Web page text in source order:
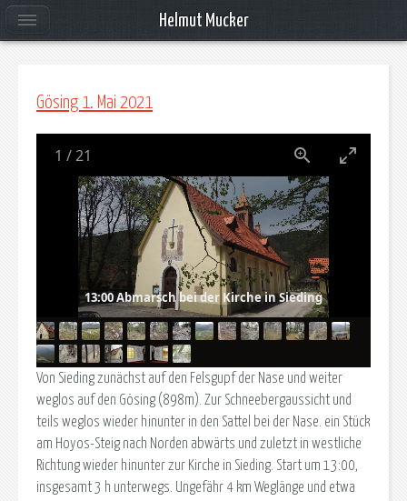
Gösing 1. Mai 2021
13:00 Abmarsch bei der Kirche in Sieding
1 /21
Von Sieding zunächst auf den Felsgupf der Nase und weiter
weglos auf den Gösing (898m). Zur Schneebergaussicht und
teils weglos wieder hinunter in den Sattel bei der Nase. ein Stück
am Hoyos-Steig nach Norden abwärts und zuletzt in westliche
Richtung wieder hinunter zur Kirche in Sieding. Start um 13:00,
insgesamt 3 h unterwegs. Ungefähr 4 km Weglänge und etwa
Helmut Mucker